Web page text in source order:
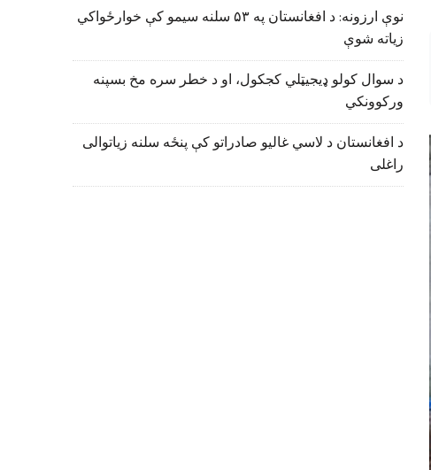
نوې ارزونه: د افغانستان په ۵۳ سلنه سیمو کې خوارځواکي
زیاته شوې
د سوال کولو ډیجیټلي کجکول، او د خطر سره مخ بسپنه
ورکوونکي
د افغانستان د لاسي غالیو صادراتو کې پنځه سلنه زیاتوالی
راغلی